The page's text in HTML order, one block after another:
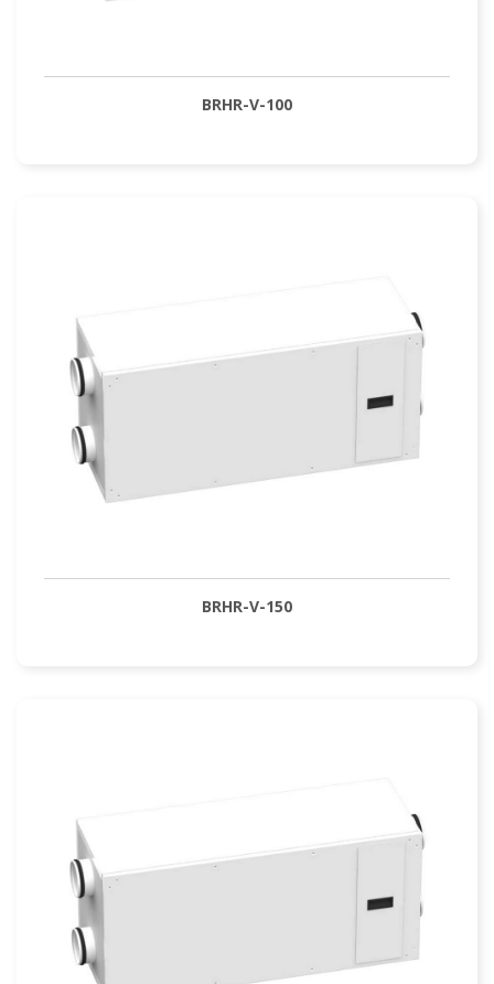
BRHR-V-100
BRHR-V-150